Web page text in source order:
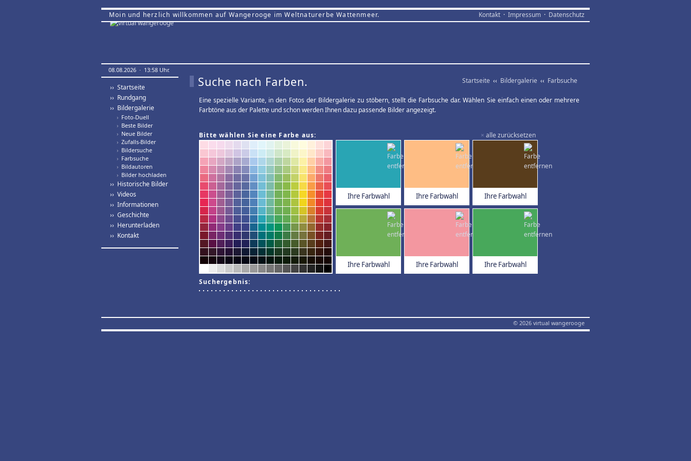
Moin und herzlich willkommen auf Wangerooge im Weltnaturerbe Wattenmeer. Kontakt · Impressum · Datenschutz
08.08.2026 · 13:58 Uhr.
›› Startseite
›› Rundgang
›› Bildergalerie
› Foto-Duell
› Beste Bilder
› Neue Bilder
› Zufalls-Bilder
› Bildersuche
› Farbsuche
› Bildautoren
› Bilder hochladen
›› Historische Bilder
›› Videos
›› Informationen
›› Geschichte
›› Herunterladen
›› Kontakt
Startseite ‹‹ Bildergalerie ‹‹ Farbsuche
Suche nach Farben.
Eine spezielle Variante, in den Fotos der Bildergalerie zu stöbern, stellt die Farbsuche dar. Wählen Sie einfach einen oder mehrere
Farbtöne aus der Palette und schon werden Ihnen dazu passende Bilder angezeigt.
× alle zurücksetzen
Bitte wählen Sie eine Farbe aus:
Ihre Farbwahl Ihre Farbwahl Ihre Farbwahl
Ihre Farbwahl Ihre Farbwahl Ihre Farbwahl
Suchergebnis:
© 2026 virtual wangerooge